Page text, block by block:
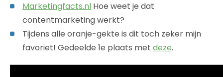
Marketingfacts.nl Hoe weet je dat
contentmarketing werkt?
Tijdens alle oranje-gekte is dit toch zeker mijn
favoriet! Gedeelde 1e plaats met deze.